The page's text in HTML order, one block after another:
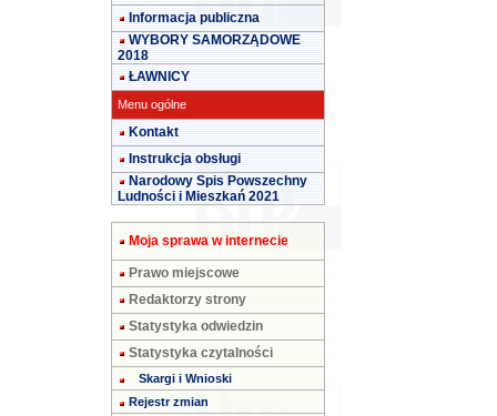
Informacja publiczna
WYBORY SAMORZĄDOWE
2018
ŁAWNICY
Menu ogólne
Kontakt
Instrukcja obsługi
Narodowy Spis Powszechny
Ludności i Mieszkań 2021
Moja sprawa w internecie
Prawo miejscowe
Redaktorzy strony
Statystyka odwiedzin
Statystyka czytalności
Skargi i Wnioski
Rejestr zmian